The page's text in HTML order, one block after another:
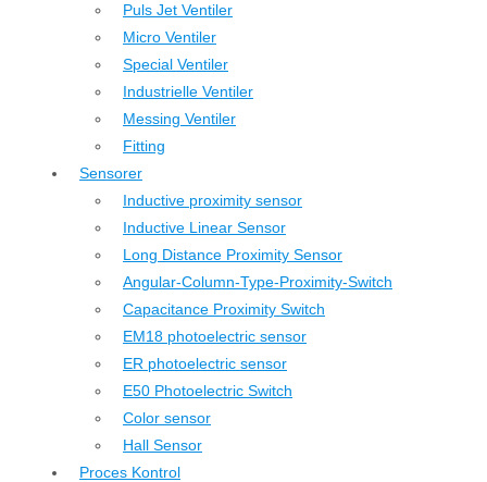
Puls Jet Ventiler
Micro Ventiler
Special Ventiler
Industrielle Ventiler
Messing Ventiler
Fitting
Sensorer
Inductive proximity sensor
Inductive Linear Sensor
Long Distance Proximity Sensor
Angular-Column-Type-Proximity-Switch
Capacitance Proximity Switch
EM18 photoelectric sensor
ER photoelectric sensor
E50 Photoelectric Switch
Color sensor
Hall Sensor
Proces Kontrol